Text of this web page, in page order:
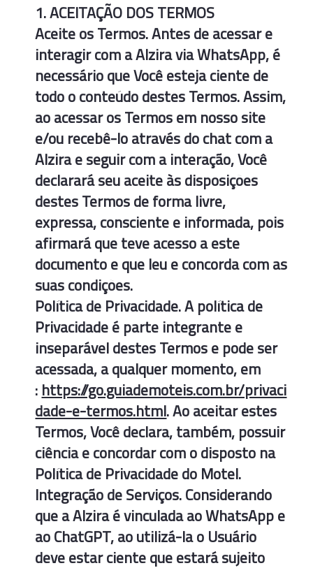
1. ACEITAÇÃO DOS TERMOS
Aceite os Termos. Antes de acessar e
interagir com a Alzira via WhatsApp, é
necessário que Você esteja ciente de
todo o conteúdo destes Termos. Assim,
ao acessar os Termos em nosso site
e/ou recebê-lo através do chat com a
Alzira e seguir com a interação, Você
declarará seu aceite às disposições
destes Termos de forma livre,
expressa, consciente e informada, pois
afirmará que teve acesso a este
documento e que leu e concorda com as
suas condições.
Política de Privacidade. A política de
Privacidade é parte integrante e
inseparável destes Termos e pode ser
acessada, a qualquer momento, em
: https://go.guiademoteis.com.br/privaci
dade-e-termos.html. Ao aceitar estes
Termos, Você declara, também, possuir
ciência e concordar com o disposto na
Política de Privacidade do Motel.
Integração de Serviços. Considerando
que a Alzira é vinculada ao WhatsApp e
ao ChatGPT, ao utilizá-la o Usuário
deve estar ciente que estará sujeito